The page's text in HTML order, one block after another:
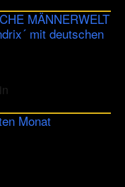
MÄNNERWELT
mit deutschen
Monat